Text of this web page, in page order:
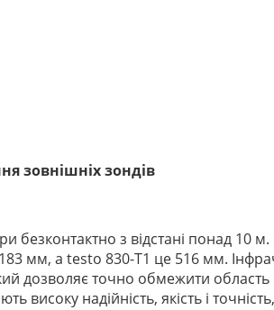
зовнішніх зондів
з відстані понад 10
мм, а testo 830-T1 це 516 мм.
дозволяє точно обмежити
надійність, якість і